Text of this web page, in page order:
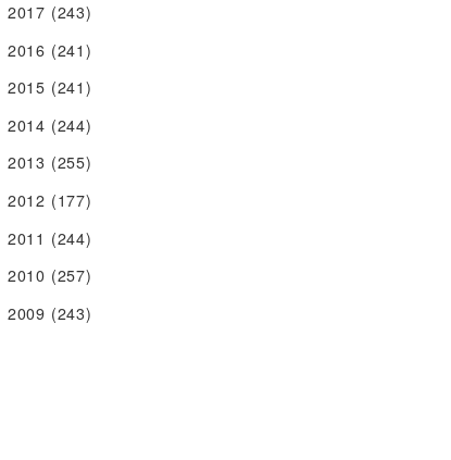
2017 (243)
2016 (241)
2015 (241)
2014 (244)
2013 (255)
2012 (177)
2011 (244)
2010 (257)
2009 (243)